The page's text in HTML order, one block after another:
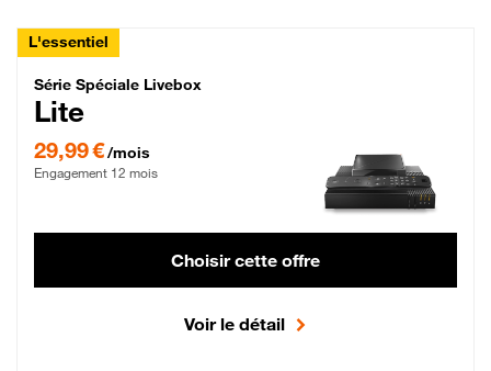
L'essentiel
Série Spéciale Livebox Lite Fibre
Série Spéciale Livebox
Lite
29,99 €/mois
Engagement 12 mois
Choisir cette offre
Voir le détail